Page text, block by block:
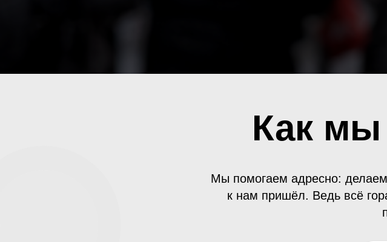
Как мы
Мы помогаем адресно: делаем
к нам пришёл. Ведь всё